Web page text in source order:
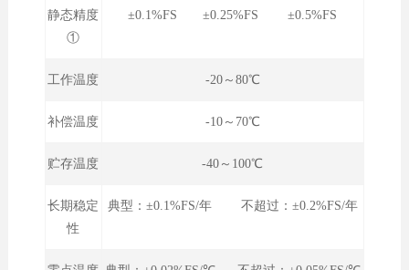
静态精度
①
±0.1%FS ±0.25%FS ±0.5%FS
工作温度 -20～80℃
补偿温度 -10～70℃
贮存温度 -40～100℃
长期稳定
性
典型：±0.1%FS/年 不超过：±0.2%FS/年